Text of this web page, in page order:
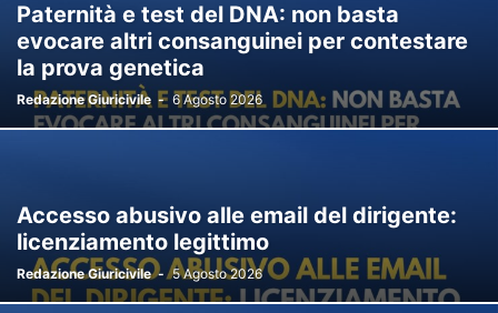
RESPONSABILITÀ PROFESSIONALE RISARCIMENTO DEL DANNO
SOCIETARIO SUCCESSIONI TITOLI DI CREDITO TRIBUTARIO
Paternità e test del DNA: non basta
evocare altri consanguinei per contestare
la prova genetica
Redazione Giuricivile - 6 Agosto 2026
Accesso abusivo alle email del dirigente:
licenziamento legittimo
Redazione Giuricivile - 5 Agosto 2026